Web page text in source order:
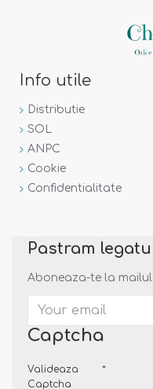
Info utile
Distributie
SOL
ANPC
Cookie
Confidentialitate
Pastram
Aboneaza-te la
Captcha
Valideaza
Captcha